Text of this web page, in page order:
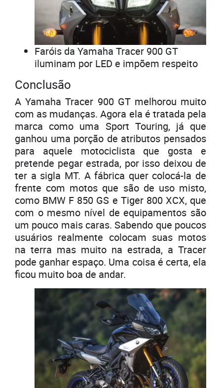
Faróis da Yamaha Tracer 900 GT
iluminam por LED e impõem respeito
Conclusão
A Yamaha Tracer 900 GT melhorou muito
com as mudanças. Agora ela é tratada pela
marca como uma Sport Touring, já que
ganhou uma porção de atributos pensados
para aquele motociclista que gosta e
pretende pegar estrada, por isso deixou de
ter a sigla MT. A fábrica quer colocá-la de
frente com motos que são de uso misto,
como BMW F 850 GS e Tiger 800 XCX, que
com o mesmo nível de equipamentos são
um pouco mais caras. Sabendo que poucos
usuários realmente colocam suas motos
na terra mas muito na estrada, a Tracer
pode ganhar espaço. Uma coisa é certa, ela
ficou muito boa de andar.